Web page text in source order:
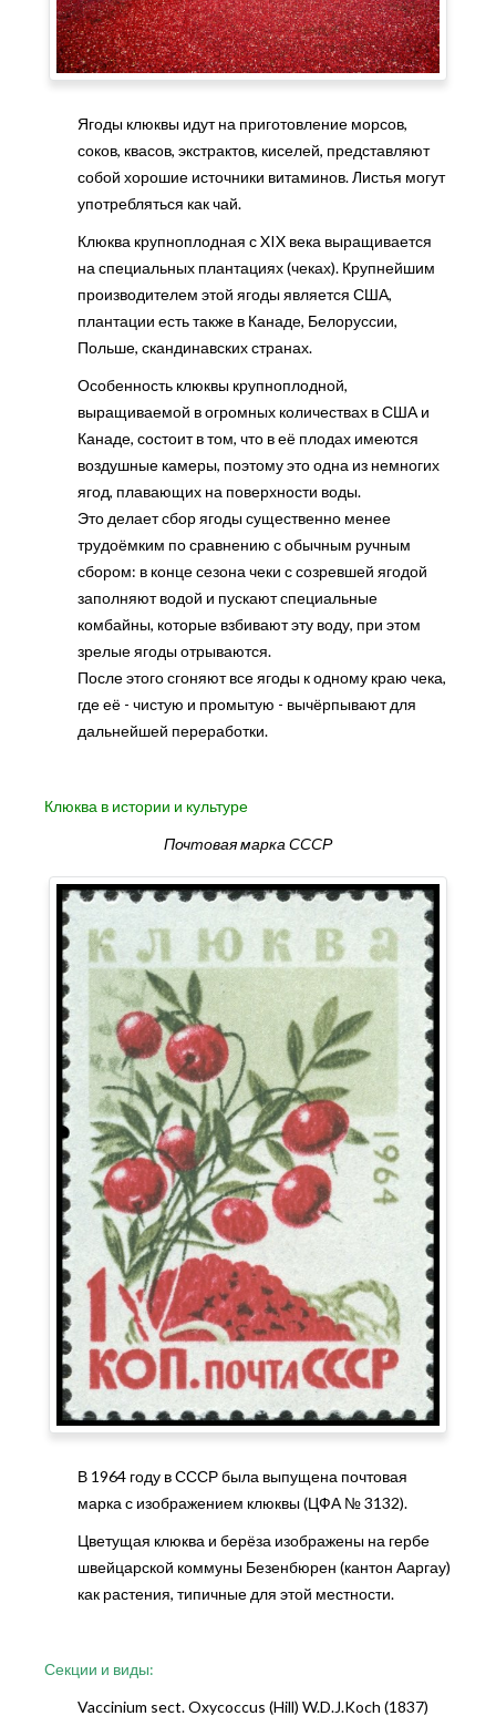
Ягоды клюквы идут на приготовление морсов,
соков, квасов, экстрактов, киселей, представляют
собой хорошие источники витаминов. Листья могут
употребляться как чай.
Клюква крупноплодная с XIX века выращивается
на специальных плантациях (чеках). Крупнейшим
производителем этой ягоды является США,
плантации есть также в Канаде, Белоруссии,
Польше, скандинавских странах.
Особенность клюквы крупноплодной,
выращиваемой в огромных количествах в США и
Канаде, состоит в том, что в её плодах имеются
воздушные камеры, поэтому это одна из немногих
ягод, плавающих на поверхности воды.
Это делает сбор ягоды существенно менее
трудоёмким по сравнению с обычным ручным
сбором: в конце сезона чеки с созревшей ягодой
заполняют водой и пускают специальные
комбайны, которые взбивают эту воду, при этом
зрелые ягоды отрываются.
После этого сгоняют все ягоды к одному краю чека,
где её - чистую и промытую - вычёрпывают для
дальнейшей переработки.
Клюква в истории и культуре
Почтовая марка СССР
В 1964 году в СССР была выпущена почтовая
марка с изображением клюквы (ЦФА № 3132).
Цветущая клюква и берёза изображены на гербе
швейцарской коммуны Безенбюрен (кантон Ааргау)
как растения, типичные для этой местности.
Секции и виды:
Vaccinium sect. Oxycoccus (Hill) W.D.J.Koch (1837)